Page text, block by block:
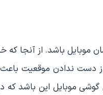
موبایل باشد. از آنجا
دست ندادن موقعیت
موبایل این باشد که